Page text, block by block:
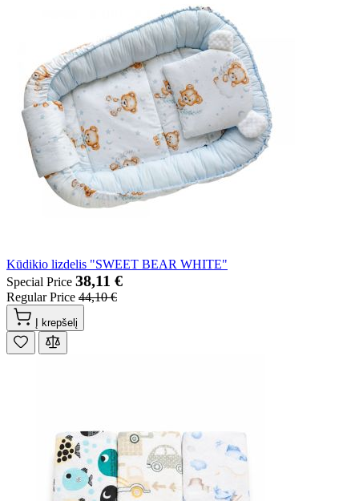
Kūdikio lizdelis "SWEET BEAR WHITE"
Special Price 38,11 €
Regular Price 44,10 €
Į krepšelį